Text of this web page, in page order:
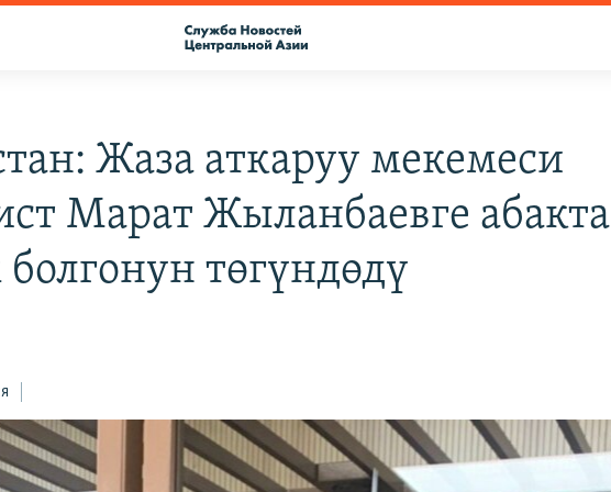
Жаза аткаруу мекемеси
Марат Жыланбаевге абакта
төгүндөдү